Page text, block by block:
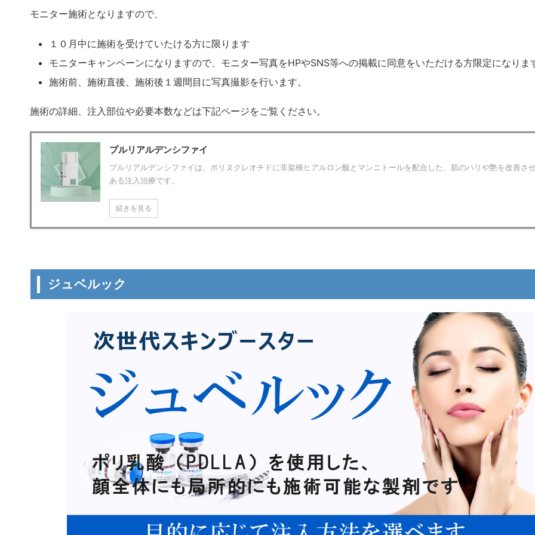
モニター施術となりますので、
１０月中に施術を受けていたける方に限ります
モニターキャンペーンになりますので、モニター写真をHPやSNS等への掲載に同意をいただける方限定になりま
施術前、施術直後、施術後１週間目に写真撮影を行います。
施術の詳細、注入部位や必要本数などは下記ページをご覧ください。
プルリアルデンシファイ
プルリアルデンシファイは、ポリヌクレオチドに非架橋ヒアルロン酸とマンニトールを配合した、肌のハリや艶を改善さ
ある注入治療です。
続きを見る
ジュベルック